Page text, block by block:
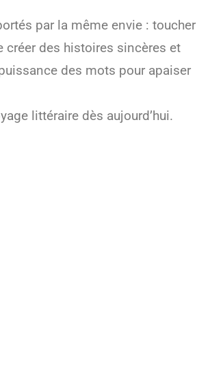
par la même envie : toucher
créer des histoires sincères et
des mots pour apaiser
littéraire dès aujourd’hui.